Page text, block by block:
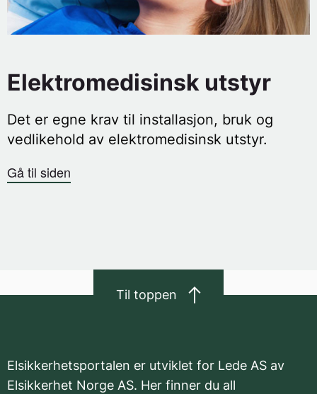
Elektromedisinsk utstyr
Det er egne krav til installasjon, bruk og
vedlikehold av elektromedisinsk utstyr.
Gå til siden
Til toppen
Elsikkerhetsportalen er utviklet for Lede AS av
Elsikkerhet Norge AS. Her finner du all